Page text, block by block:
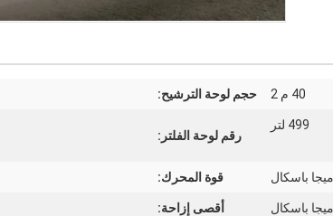
40 م 2 حجم لوحة الترشيح:
499 لتر
رقم لوحة الفلتر:
قوة المحرك:
أقصى إزاحة: